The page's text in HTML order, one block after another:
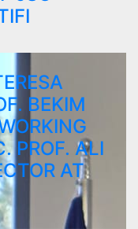
BEKIM
PROF. ALI
AT